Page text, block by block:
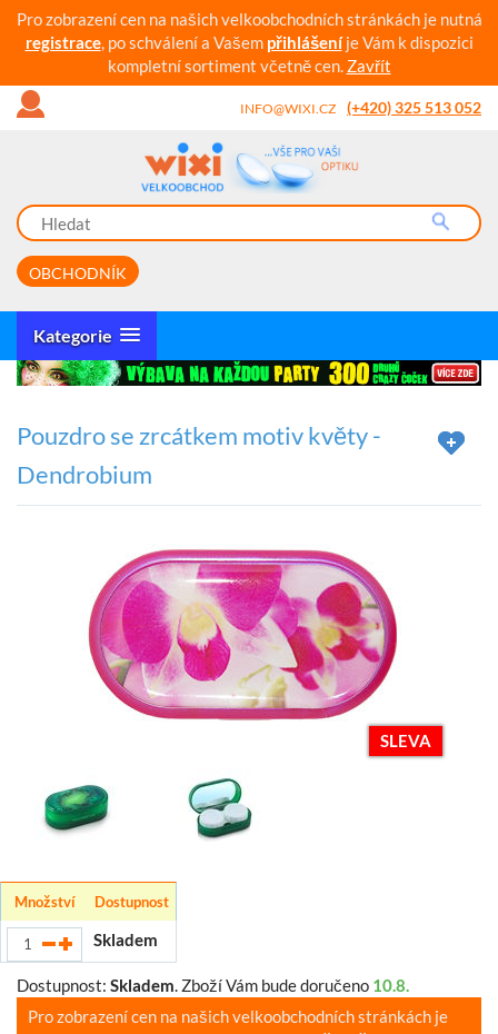
Pro zobrazení cen na našich velkoobchodních stránkách je nutná
registrace, po schválení a Vašem přihlášeníje Vám k dispozici
kompletní sortiment včetně cen. Zavřít
INFO@WIXI.CZ (+420) 325 513 052
OBCHODNÍK
Kategorie
Pouzdro se zrcátkem motiv květy -
Dendrobium
SLEVA
Množství Dostupnost
Skladem
Dostupnost: Skladem. Zboží Vám bude doručeno 10.8.
Pro zobrazení cen na našich velkoobchodních stránkách je